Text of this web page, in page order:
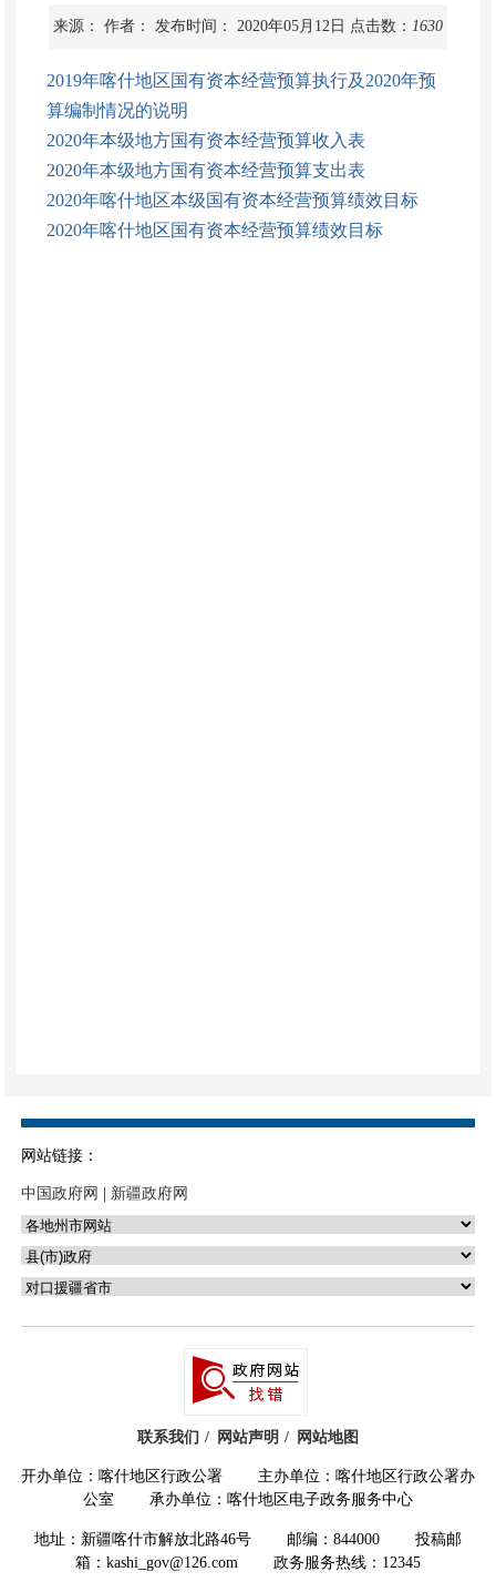
来源： 作者： 发布时间： 2020年05月12日 点击数： 1630
2019年喀什地区国有资本经营预算执行及2020年预
算编制情况的说明
2020年本级地方国有资本经营预算收入表
2020年本级地方国有资本经营预算支出表
2020年喀什地区本级国有资本经营预算绩效目标
2020年喀什地区国有资本经营预算绩效目标
网站链接：
中国政府网 新疆政府网
联系我们 网站声明 网站地图
开办单位：喀什地区行政公署 主办单位：喀什地区行政公署办
公室 承办单位：喀什地区电子政务服务中心
地址：新疆喀什市解放北路46号 邮编：844000 投稿邮
箱：kashi_gov@126.com 政务服务热线：12345